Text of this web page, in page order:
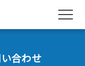
合わせ